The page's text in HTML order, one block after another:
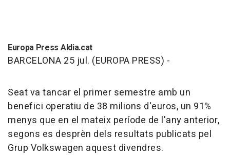
Europa Press Aldia.cat
BARCELONA 25 jul. (EUROPA PRESS) -
Seat va tancar el primer semestre amb un
benefici operatiu de 38 milions d'euros, un 91%
menys que en el mateix període de l'any anterior,
segons es desprèn dels resultats publicats pel
Grup Volkswagen aquest divendres.